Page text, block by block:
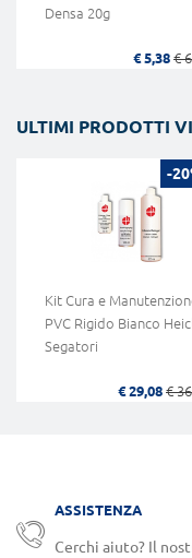
Densa 20g
€ 5,38 €
ULTIMI PRODOTTI
-
Kit Cura e
PVC Rigido Bianco
Segatori
€ 29,08 €
ASSISTENZA
Cerchi aiuto? Il